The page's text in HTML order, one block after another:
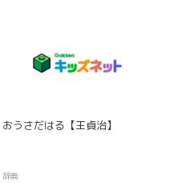
おうさだはる【王貞治】
辞典